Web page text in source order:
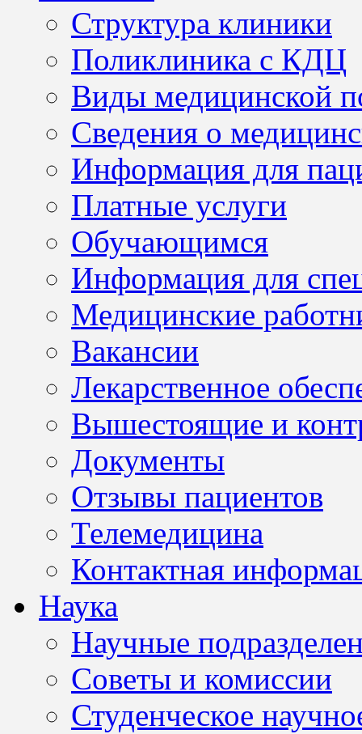
Структура клиники
Поликлиника с КДЦ
Виды медицинской
Сведения о
Информация для
Платные услуги
Обучающимся
Информация для
Медицинские
Вакансии
Лекарственное
Вышестоящие и
Документы
Отзывы пациентов
Телемедицина
Контактная
Наука
Научные
Советы и комиссии
Студенческое